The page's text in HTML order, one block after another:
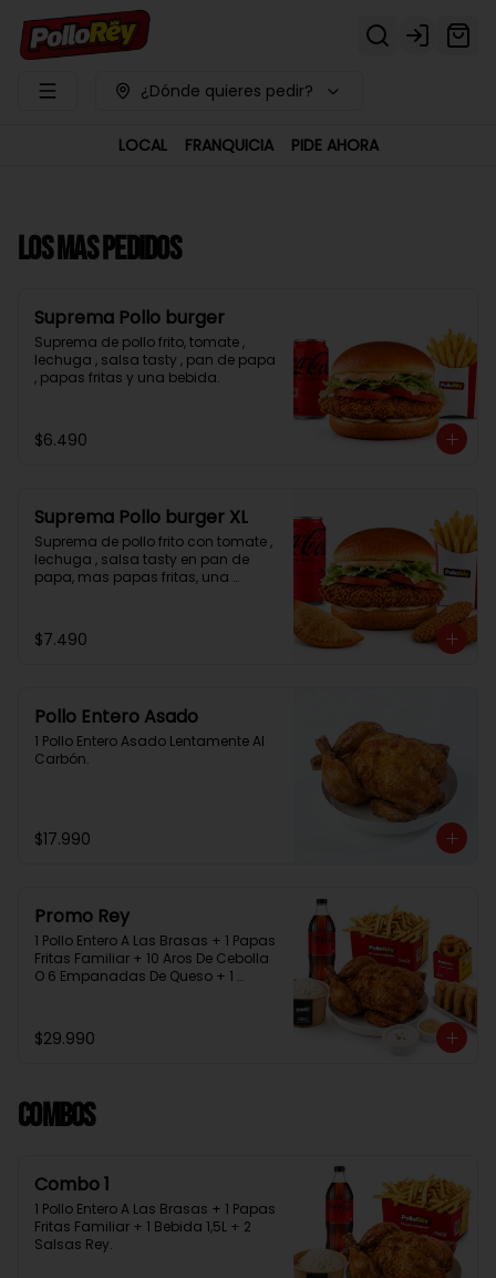
Login
¿Dónde quieres pedir?
LOCAL FRANQUICIA PIDE AHORA
LOS MAS PEDIDOS
Suprema Pollo burger
Suprema de pollo frito, tomate ,
lechuga , salsa tasty , pan de papa
, papas fritas y una bebida.
$6.490
Suprema Pollo burger XL
Suprema de pollo frito con tomate ,
lechuga , salsa tasty en pan de
papa, mas papas fritas, una
$7.490
Pollo Entero Asado
1 Pollo Entero Asado Lentamente Al
Carbón.
$17.990
Promo Rey
1 Pollo Entero A Las Brasas + 1 Papas
Fritas Familiar + 10 Aros De Cebolla
O 6 Empanadas De Queso + 1
$29.990
Combos
Combo 1
1 Pollo Entero A Las Brasas + 1 Papas
Fritas Familiar + 1 Bebida 1,5L + 2
Salsas Rey.